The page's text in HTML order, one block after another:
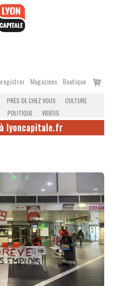
Magazines Boutique
Voir
PRÈS DE CHEZ VOUS
CULTURE
POLITIQUE VIDÉOS
lyoncapitale.fr